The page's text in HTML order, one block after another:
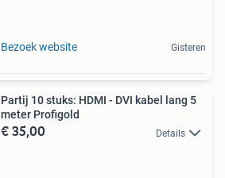
Bezoek website Gisteren
Partij 10 stuks: HDMI - DVI kabel lang 5
meter Profigold
€ 35,00 Details